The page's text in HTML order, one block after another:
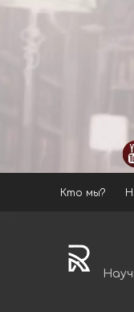
Кто мы?
ar-
rad.ru